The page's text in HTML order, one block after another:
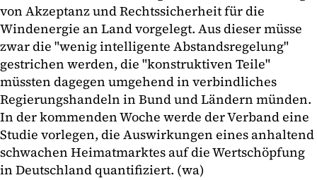
von Akzeptanz und Rechtssicherheit für die
Windenergie an Land vorgelegt. Aus dieser müsse
zwar die "wenig intelligente Abstandsregelung"
gestrichen werden, die "konstruktiven Teile"
müssten dagegen umgehend in verbindliches
Regierungshandeln in Bund und Ländern münden.
In der kommenden Woche werde der Verband eine
Studie vorlegen, die Auswirkungen eines anhaltend
schwachen Heimatmarktes auf die Wertschöpfung
in Deutschland quantifiziert. (wa)